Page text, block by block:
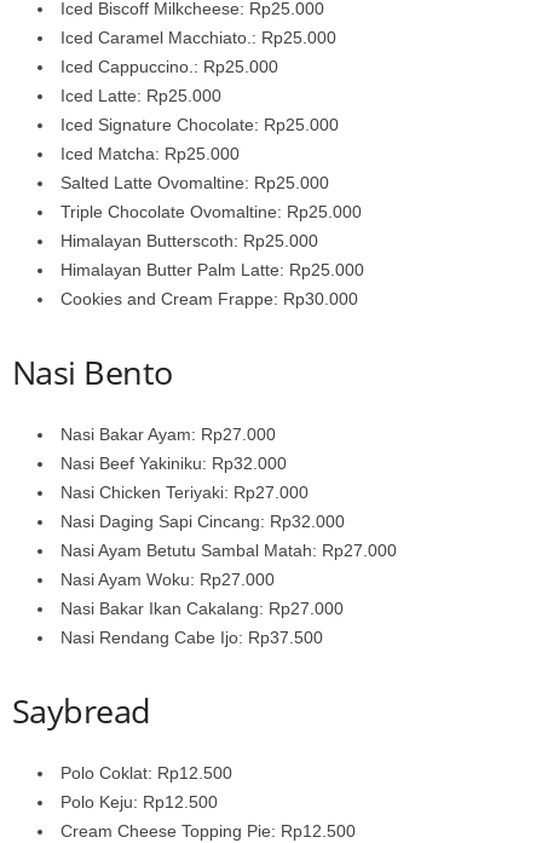
Iced Biscoff Milkcheese: Rp25.000
Iced Caramel Macchiato.: Rp25.000
Iced Cappuccino.: Rp25.000
Iced Latte: Rp25.000
Iced Signature Chocolate: Rp25.000
Iced Matcha: Rp25.000
Salted Latte Ovomaltine: Rp25.000
Triple Chocolate Ovomaltine: Rp25.000
Himalayan Butterscoth: Rp25.000
Himalayan Butter Palm Latte: Rp25.000
Cookies and Cream Frappe: Rp30.000
Nasi Bento
Nasi Bakar Ayam: Rp27.000
Nasi Beef Yakiniku: Rp32.000
Nasi Chicken Teriyaki: Rp27.000
Nasi Daging Sapi Cincang: Rp32.000
Nasi Ayam Betutu Sambal Matah: Rp27.000
Nasi Ayam Woku: Rp27.000
Nasi Bakar Ikan Cakalang: Rp27.000
Nasi Rendang Cabe Ijo: Rp37.500
Saybread
Polo Coklat: Rp12.500
Polo Keju: Rp12.500
Cream Cheese Topping Pie: Rp12.500